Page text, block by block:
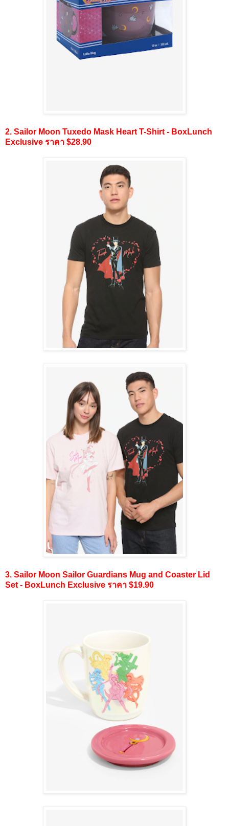
2. Sailor Moon Tuxedo Mask Heart T-Shirt - BoxLunch
Exclusive ราคา $28.90
3. Sailor Moon Sailor Guardians Mug and Coaster Lid
Set - BoxLunch Exclusive ราคา $19.90